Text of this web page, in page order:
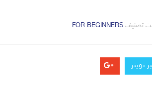
تصنيف التصانيف
FOR BEGINNERS
تويتر